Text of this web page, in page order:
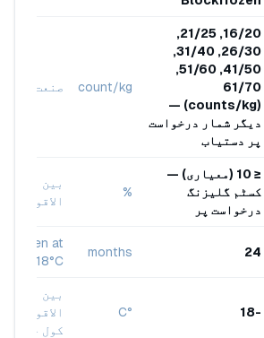
16/20, 21/25,
26/30, 31/40,
41/50, 51/60,
61/70
(counts/kg) —
دیگر شمار درخواست
پر دستیاب
count/kg صنعت
≤ 10 (معیاری) —
کسٹم گلیزنگ
درخواست پر
%
بین
الاقوامی
24
months
Frozen at
-18°C
-18
°C
بین
الاقوامی
کول چین